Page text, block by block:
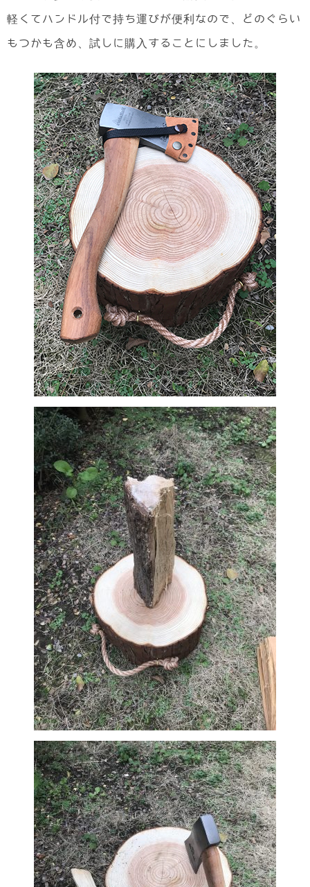
軽くてハンドル付で持ち運びが便利なので、どのぐらい
もつかも含め、試しに購入することにしました。